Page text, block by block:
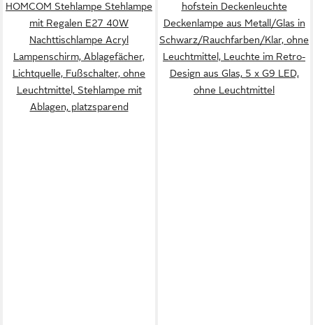
HOMCOM Stehlampe Stehlampe
mit Regalen E27 40W
Nachttischlampe Acryl
Lampenschirm, Ablagefächer,
Lichtquelle, Fußschalter, ohne
Leuchtmittel, Stehlampe mit
Ablagen, platzsparend
hofstein Deckenleuchte
Deckenlampe aus Metall/Glas in
Schwarz/Rauchfarben/Klar, ohne
Leuchtmittel, Leuchte im Retro-
Design aus Glas, 5 x G9 LED,
ohne Leuchtmittel